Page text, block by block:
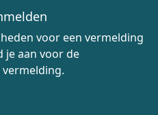
voor een vermelding
je aan voor de